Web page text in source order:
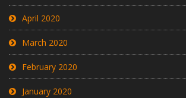
April 2020
March 2020
February 2020
January 2020